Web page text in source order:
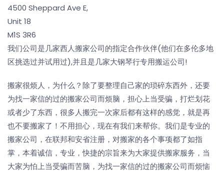
4500 Sheppard Ave E,
Unit 18
M1S 3R6
我们公司是几家西人搬家公司的指定合作伙伴(他们在多伦多地
区挑选过并试用过),并且是几家大钢琴行专用搬运公司!
搬家很烦人，为什么？除了要整理自己家的琐碎东西外，还要
为找一家信的过的搬家公司而烦脑，担心上当受骗，打烂划花
或者少了东西，很多人搬完一次家后都有这样的感觉，就是再
也不要搬家了！不用担心，现在有我们来帮你。我们是专业的
搬家公司，在联邦和安省注册，对搬家的各个事项都了如指
掌，本着诚信，专业，快捷的宗旨来为大家提供搬家服务，当
大家为怕上当受骗而苦脑，为找一家信的过的搬家公司而烦恼